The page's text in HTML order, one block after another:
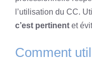
l’utilisation du CC.
c’est pertinent et
Comment